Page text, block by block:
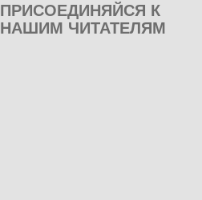
ПРИСОЕДИНЯЙСЯ К
НАШИМ ЧИТАТЕЛЯМ